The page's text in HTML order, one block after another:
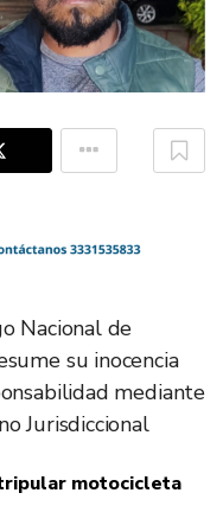
Nacional de
su inocencia
mediante
Jurisdiccional
motocicleta